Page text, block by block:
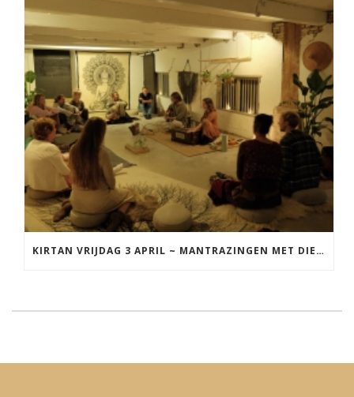
KIRTAN VRIJDAG 3 APRIL ~ MANTRAZINGEN MET DIEDERICK IN LEEUWARDEN